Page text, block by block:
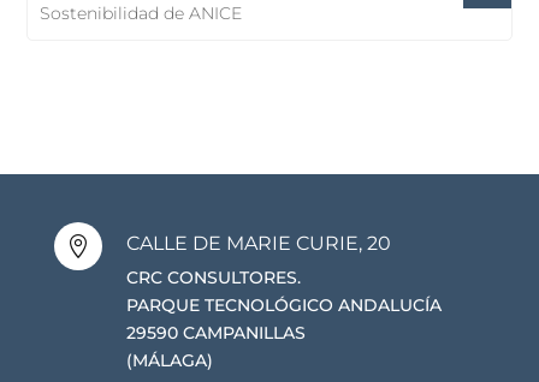
Sostenibilidad de ANICE
 CALLE DE MARIE CURIE, 20
CRC CONSULTORES.
PARQUE TECNOLÓGICO ANDALUCÍA
29590 CAMPANILLAS
(MÁLAGA)